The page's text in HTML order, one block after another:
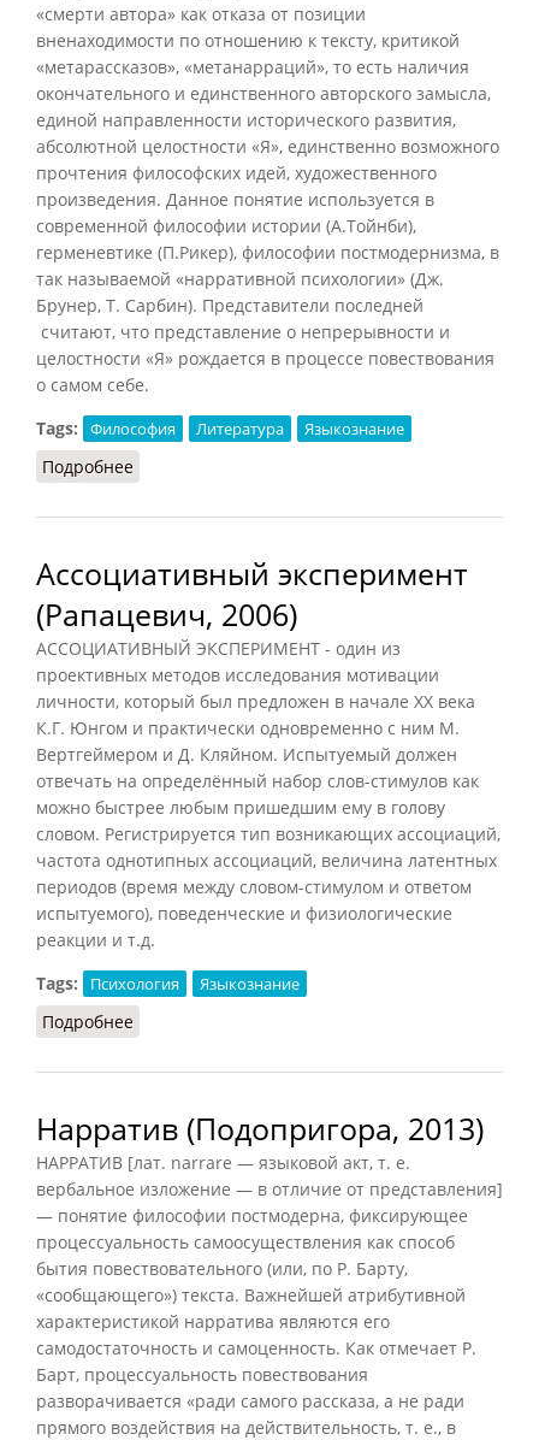
«смерти автора» как отказа от позиции
вненаходимости по отношению к тексту, критикой
«метарассказов», «метанарраций», то есть наличия
окончательного и единственного авторского замысла,
единой направленности исторического развития,
абсолютной целостности «Я», единственно возможного
прочтения философских идей, художественного
произведения. Данное понятие используется в
современной философии истории (А.Тойнби),
герменевтике (П.Рикер), философии постмодернизма, в
так называемой «нарративной психологии» (Дж.
Брунер, Т. Сарбин). Представители последней
считают, что представление о непрерывности и
целостности «Я» рождается в процессе повествования
о самом себе.
Tags:
Философия Литература Языкознание
Подробнее
Ассоциативный эксперимент
(Рапацевич, 2006)
АССОЦИАТИВНЫЙ ЭКСПЕРИМЕНТ - один из
проективных методов исследования мотивации
личности, который был предложен в начале XX века
К.Г. Юнгом и практически одновременно с ним М.
Вертгеймером и Д. Кляйном. Испытуемый должен
отвечать на определённый набор слов-стимулов как
можно быстрее любым пришедшим ему в голову
словом. Регистрируется тип возникающих ассоциаций,
частота однотипных ассоциаций, величина латентных
периодов (время между словом-стимулом и ответом
испытуемого), поведенческие и физиологические
реакции и т.д.
Tags:
Психология Языкознание
Подробнее
Нарратив (Подопригора, 2013)
НАРРАТИВ [лат. narrare — языковой акт, т. е.
вербальное изложение — в отличие от представления]
— понятие философии постмодерна, фиксирующее
процессуальность самоосуществления как способ
бытия повествовательного (или, по Р. Барту,
«сообщающего») текста. Важнейшей атрибутивной
характеристикой нарратива являются его
самодостаточность и самоценность. Как отмечает Р.
Барт, процессуальность повествования
разворачивается «ради самого рассказа, а не ради
прямого воздействия на действительность, т. е., в